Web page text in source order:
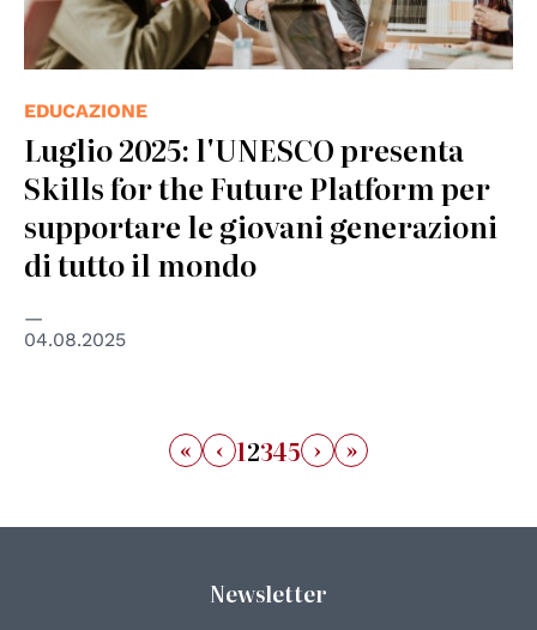
EDUCAZIONE
Luglio 2025: l'UNESCO presenta
Skills for the Future Platform per
supportare le giovani generazioni
di tutto il mondo
04.08.2025
« ‹ 12345 › »
Newsletter